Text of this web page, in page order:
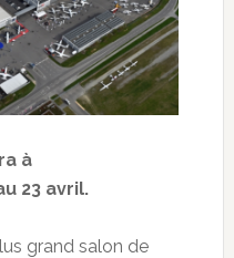
à
23 avril.
grand salon de